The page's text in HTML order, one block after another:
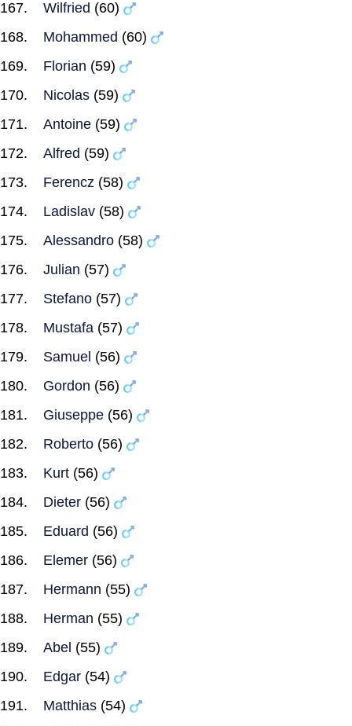
Wilfried (60)
Mohammed (60)
Florian (59)
Nicolas (59)
Antoine (59)
Alfred (59)
Ferencz (58)
Ladislav (58)
Alessandro (58)
Julian (57)
Stefano (57)
Mustafa (57)
Samuel (56)
Gordon (56)
Giuseppe (56)
Roberto (56)
Kurt (56)
Dieter (56)
Eduard (56)
Elemer (56)
Hermann (55)
Herman (55)
Abel (55)
Edgar (54)
Matthias (54)